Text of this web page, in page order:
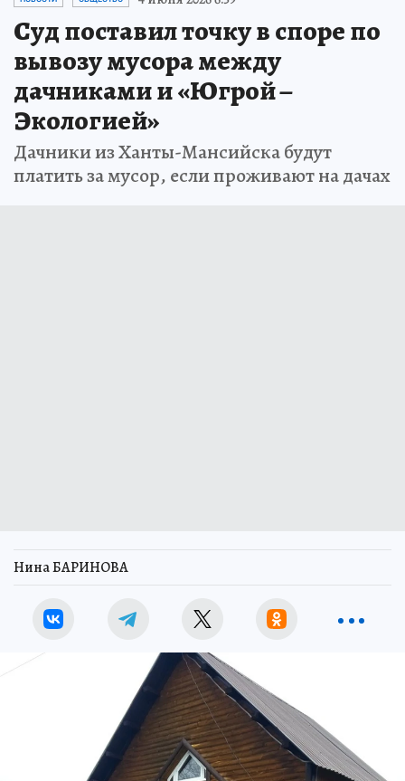
Суд поставил точку в споре по
вывозу мусора между
дачниками и «Югрой –
Экологией»
Дачники из Ханты-Мансийска будут
платить за мусор, если проживают на дачах
Нина БАРИНОВА